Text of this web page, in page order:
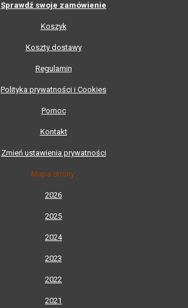
Sprawdź swoje zamówienie
Koszyk
Koszty dostawy
Regulamin
Polityka prywatności i Cookies
Pomoc
Kontakt
Zmień ustawienia prywatności
Mapa strony:
2026
2025
2024
2023
2022
2021